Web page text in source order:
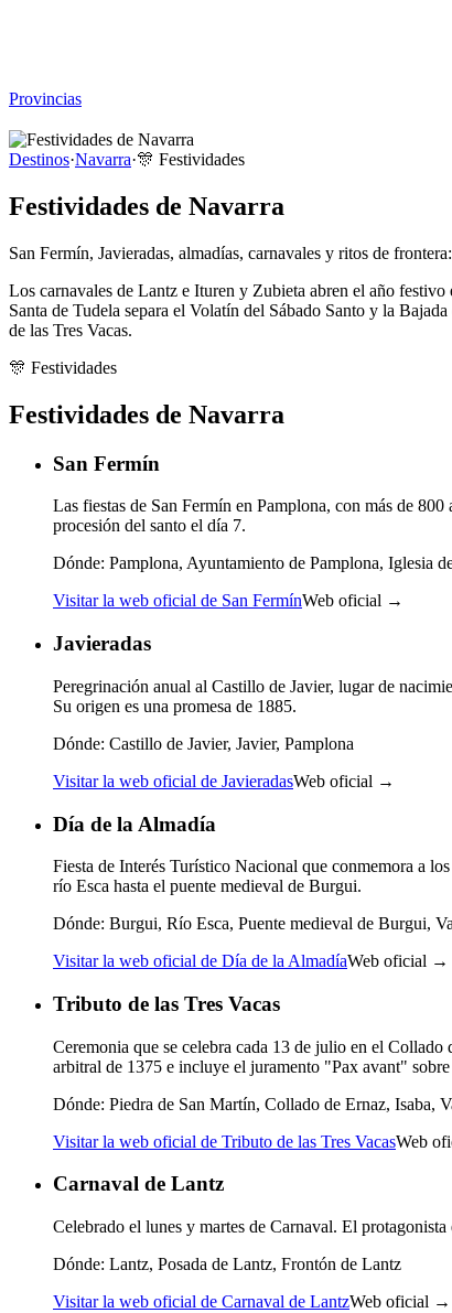
Provincias
Destinos·Navarra·🎊 Festividades
Festividades de Navarra
San Fermín, Javieradas, almadías, carnavales y ritos de
Los carnavales de Lantz e Ituren y Zubieta abren el año
Santa de Tudela separa el Volatín del Sábado Santo y la
de las Tres Vacas.
🎊 Festividades
Festividades de Navarra
San Fermín
Las fiestas de San Fermín en Pamplona, con más de
procesión del santo el día 7.
Dónde: Pamplona, Ayuntamiento de Pamplona, Iglesia
Visitar la web oficial de San FermínWeb oficial →
Javieradas
Peregrinación anual al Castillo de Javier, lugar de
Su origen es una promesa de 1885.
Dónde: Castillo de Javier, Javier, Pamplona
Visitar la web oficial de JavieradasWeb oficial →
Día de la Almadía
Fiesta de Interés Turístico Nacional que conmemora a
río Esca hasta el puente medieval de Burgui.
Dónde: Burgui, Río Esca, Puente medieval de Burgui,
Visitar la web oficial de Día de la AlmadíaWeb oficial →
Tributo de las Tres Vacas
Ceremonia que se celebra cada 13 de julio en el Collado
arbitral de 1375 e incluye el juramento "Pax avant"
Dónde: Piedra de San Martín, Collado de Ernaz, Isaba,
Visitar la web oficial de Tributo de las Tres VacasWeb
Carnaval de Lantz
Celebrado el lunes y martes de Carnaval. El
Dónde: Lantz, Posada de Lantz, Frontón de Lantz
Visitar la web oficial de Carnaval de LantzWeb oficial →